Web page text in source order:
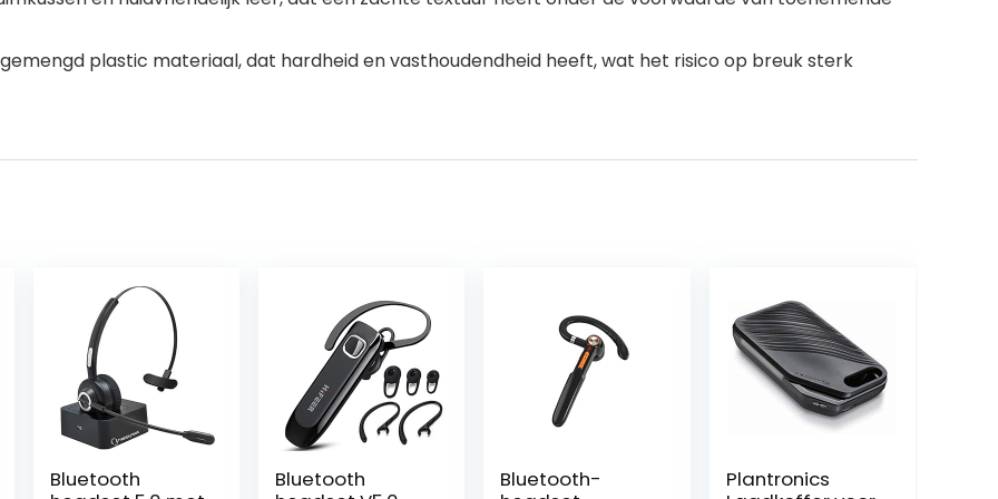
plastic materiaal, dat hardheid en vasthoudendheid heeft, wat het risico op breuk sterk
Bluetooth
Bluetooth
Bluetooth-
Plantronics